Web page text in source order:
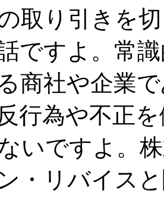
取り引きを
ですよ。常
商社や企業
行為や不正
いですよ。
・リバイス